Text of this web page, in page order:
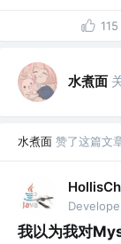
115
水煮面
水煮面 赞了这篇文
我以为我对